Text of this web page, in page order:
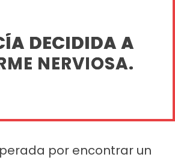
DECIDIDA A
NERVIOSA.
por encontrar un